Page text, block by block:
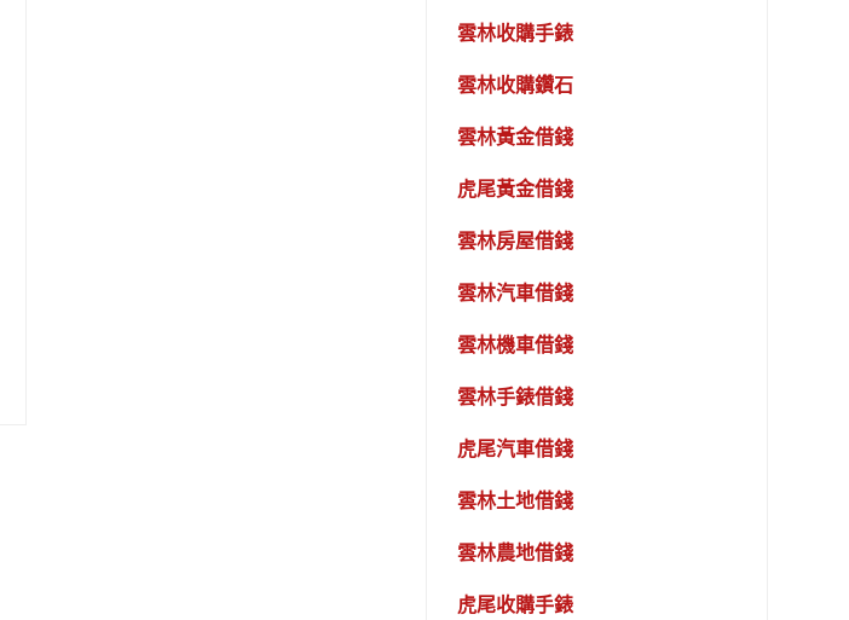
雲林收購手錶
雲林收購鑽石
雲林黃金借錢
虎尾黃金借錢
雲林房屋借錢
雲林汽車借錢
雲林機車借錢
雲林手錶借錢
虎尾汽車借錢
雲林土地借錢
雲林農地借錢
虎尾收購手錶